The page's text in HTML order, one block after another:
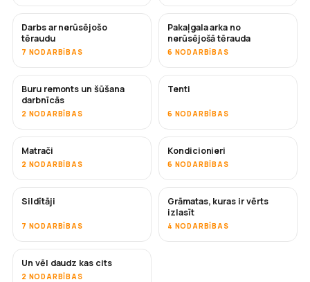
DRĪZUMĀ
Darbs ar nerūsējošo
tēraudu
7 NODARBĪBAS
Pakaļgala arka no
nerūsējošā tērauda
6 NODARBĪBAS
DRĪZUMĀ
Buru remonts un šūšana
darbnīcās
2 NODARBĪBAS
Tenti
6 NODARBĪBAS
Matrači
2 NODARBĪBAS
DRĪZUMĀ
Kondicionieri
6 NODARBĪBAS
DRĪZUMĀ
Sildītāji
7 NODARBĪBAS
DRĪZUMĀ
Grāmatas, kuras ir vērts
izlasīt
4 NODARBĪBAS
DRĪZUMĀ
Un vēl daudz kas cits
2 NODARBĪBAS